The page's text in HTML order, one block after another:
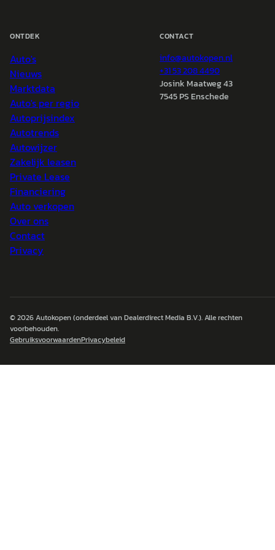
ONTDEK
Auto's
Nieuws
Marktdata
Auto's per regio
Autoprijsindex
Autotrends
Autowijzer
Zakelijk leasen
Private Lease
Financiering
Auto verkopen
Over ons
Contact
Privacy
CONTACT
info@autokopen.nl
+31 53 208 4490
Josink Maatweg 43
7545 PS Enschede
© 2026Autokopen(onderdeel van Dealerdirect Media B.V.). Alle rechten
voorbehouden.
GebruiksvoorwaardenPrivacybeleid